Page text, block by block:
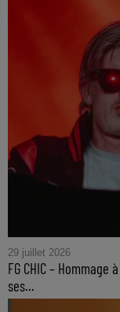
29 juillet 2026
FG CHIC –
ses...